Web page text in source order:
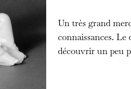
Un très grand
connaissances. Le
découvrir un peu